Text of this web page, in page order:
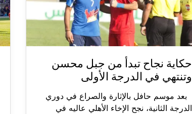
حكاية نجاح تبدأ من جبل محسن
وتنتهي في الدرجة الأولى
بعد موسم حافل بالإثارة والصراع في دوري
الدرجة الثانية، نجح الإخاء الأهلي عاليه في